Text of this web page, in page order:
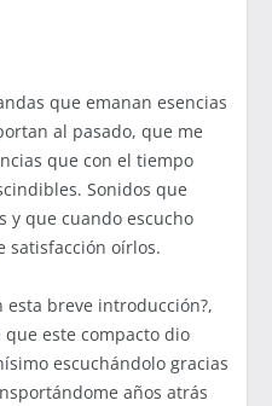
que emanan esencias
al pasado, que me
que con el tiempo
Sonidos que
y que cuando escucho
satisfacción oírlos.
esta breve introducción?,
este compacto dio
escuchándolo gracias
años atrás